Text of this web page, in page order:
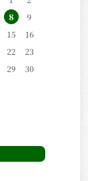
8
9
15
16
22
23
29
30